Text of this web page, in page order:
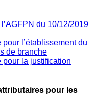
du 10/12/2019
l’établissement du
de branche
pour la justification
pour les